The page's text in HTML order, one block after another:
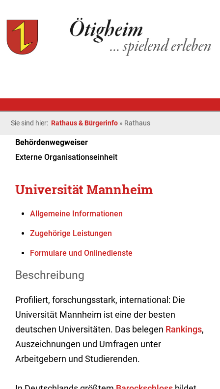
Sie sind hier: Rathaus & Bürgerinfo » Rathaus
Behördenwegweiser
Externe Organisationseinheit
Universität Mannheim
Allgemeine Informationen
Zugehörige Leistungen
Formulare und Onlinedienste
Beschreibung
Profiliert, forschungsstark, international: Die
Universität Mannheim ist eine der besten
deutschen Universitäten. Das belegen Rankings,
Auszeichnungen und Umfragen unter
Arbeitgebern und Studierenden.